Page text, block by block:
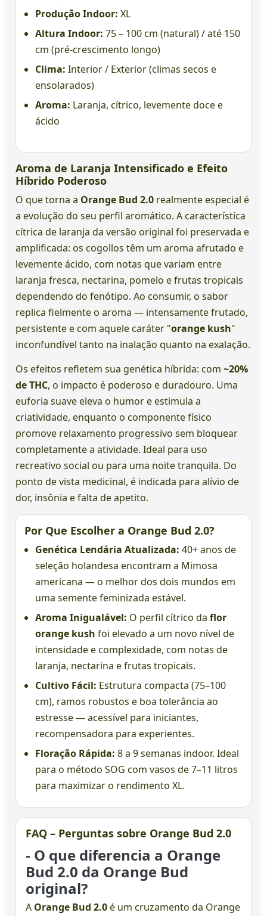
Produção Indoor: XL
Altura Indoor: 75 – 100 cm (natural) / até 150
cm (pré-crescimento longo)
Clima: Interior / Exterior (climas secos e
ensolarados)
Aroma: Laranja, cítrico, levemente doce e
ácido
Aroma de Laranja Intensificado e Efeito
Híbrido Poderoso
O que torna a Orange Bud 2.0 realmente especial é
a evolução do seu perfil aromático. A característica
cítrica de laranja da versão original foi preservada e
amplificada: os cogollos têm um aroma afrutado e
levemente ácido, com notas que variam entre
laranja fresca, nectarina, pomelo e frutas tropicais
dependendo do fenótipo. Ao consumir, o sabor
replica fielmente o aroma — intensamente frutado,
persistente e com aquele caráter "orange kush"
inconfundível tanto na inalação quanto na exalação.
Os efeitos refletem sua genética híbrida: com ~20%
de THC, o impacto é poderoso e duradouro. Uma
euforia suave eleva o humor e estimula a
criatividade, enquanto o componente físico
promove relaxamento progressivo sem bloquear
completamente a atividade. Ideal para uso
recreativo social ou para uma noite tranquila. Do
ponto de vista medicinal, é indicada para alívio de
dor, insônia e falta de apetito.
Por Que Escolher a Orange Bud 2.0?
Genética Lendária Atualizada: 40+ anos de
seleção holandesa encontram a Mimosa
americana — o melhor dos dois mundos em
uma semente feminizada estável.
Aroma Inigualável: O perfil cítrico da flor
orange kush foi elevado a um novo nível de
intensidade e complexidade, com notas de
laranja, nectarina e frutas tropicais.
Cultivo Fácil: Estrutura compacta (75–100
cm), ramos robustos e boa tolerância ao
estresse — acessível para iniciantes,
recompensadora para experientes.
Floração Rápida: 8 a 9 semanas indoor. Ideal
para o método SOG com vasos de 7–11 litros
para maximizar o rendimento XL.
FAQ – Perguntas sobre Orange Bud 2.0
- O que diferencia a Orange
Bud 2.0 da Orange Bud
original?
A Orange Bud 2.0é um cruzamento da Orange